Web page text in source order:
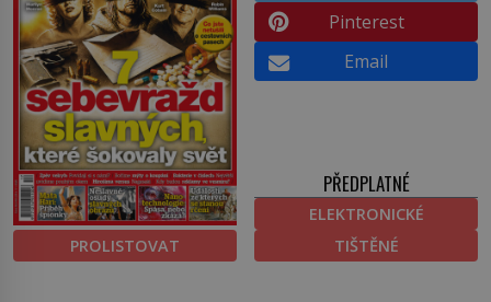
PROLISTOVAT
Pinterest
Email
PŘEDPLATNÉ
ELEKTRONICKÉ
TIŠTĚNÉ